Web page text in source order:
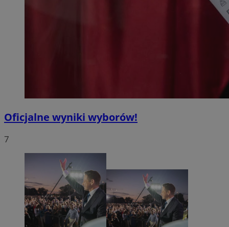
Oficjalne wyniki wyborów!
7